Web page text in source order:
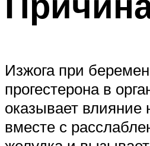
Изжога при
прогестерона в
оказывает влияние
вместе с